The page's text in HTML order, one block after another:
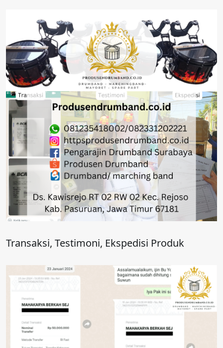
Transaksi, Testimoni, Ekspedisi Produk